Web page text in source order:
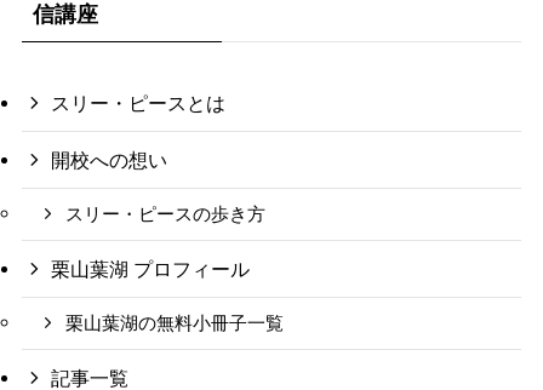
信講座
スリー・ピースとは
開校への想い
スリー・ピースの歩き方
栗山葉湖 プロフィール
栗山葉湖の無料小冊子一覧
記事一覧